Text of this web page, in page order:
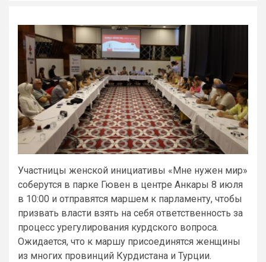
Участницы женской инициативы «Мне нужен мир»
соберутся в парке Гювен в центре Анкары 8 июля
в 10:00 и отправятся маршем к парламенту, чтобы
призвать власти взять на себя ответственность за
процесс урегулирования курдского вопроса.
Ожидается, что к маршу присоединятся женщины
из многих провинций Курдистана и Турции.